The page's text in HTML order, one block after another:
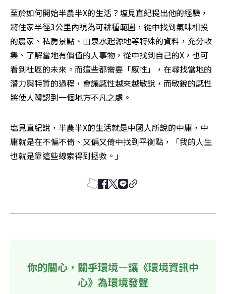
至於如何開始半農半X的生活？塩見直紀提出他的經驗，
將住家半徑3公里內視為可耕種範圍，從中找到氣味相投
的農家、私房景點、山泉水起源地等特殊的資料，充分收
集、了解當地有價值的人事物，從中找到自己的X，也可
看到社區的未來。而這些都需要「感性」，在尋找當地的
潛力與特質的過程，會讓感性越來越敏銳，而敏銳的感性
將使人體認到一個地方不凡之處。
塩見直紀說，半農半X的生活就是中國人所說的中庸，中
庸就是在不偏不倚、又偏又倚中找到平衡點，「我的人生
也就是靠這些線索得到拯救。」
你的關心，關乎環境—讓《環境資訊中
心》為環境發聲